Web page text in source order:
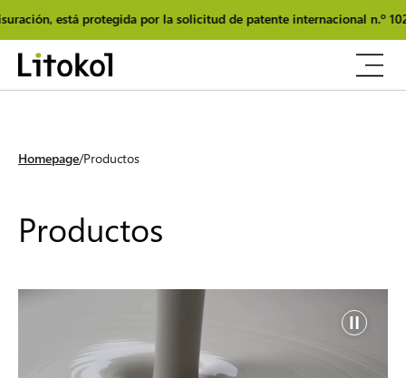
por la solicitud de patente internacional n.º 102025000025348.
Homepage Productos
Productos